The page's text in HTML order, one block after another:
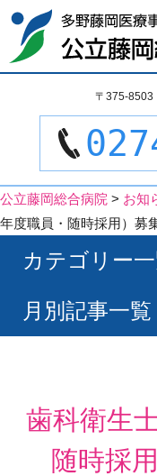
検
索:
〒375-
公立藤岡総合病院 > お知
年度職員・随時採用）募
カテゴリー
月別記事一覧
歯科衛生
随時採